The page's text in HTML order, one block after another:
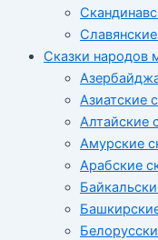
Сказки народов
Азиатские
Алтайские
Амурские
Арабские